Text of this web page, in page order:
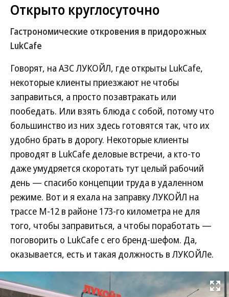
Открыто круглосуточно
Гастрономические откровения в придорожных
LukCafe
Говорят, на АЗС ЛУКОЙЛ, где открыты LukCafe,
некоторые клиенты приезжают не чтобы
заправиться, а просто позавтракать или
пообедать. Или взять блюда с собой, потому что
большинство из них здесь готовятся так, что их
удобно брать в дорогу. Некоторые клиенты
проводят в LukCafe деловые встречи, а кто-то
даже умудряется скоротать тут целый рабочий
день — спасибо концепции труда в удаленном
режиме. Вот и я ехала на заправку ЛУКОЙЛ на
трассе М-12 в районе 173-го километра не для
того, чтобы заправиться, а чтобы поработать —
поговорить о LukCafe с его бренд-шефом. Да,
оказывается, есть и такая должность в ЛУКОЙЛе.
Развернуть